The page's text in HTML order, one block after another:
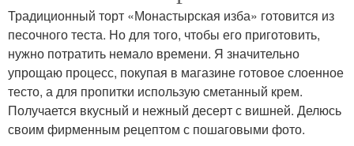
Традиционный торт «Монастырская изба» готовится из
песочного теста. Но для того, чтобы его приготовить,
нужно потратить немало времени. Я значительно
упрощаю процесс, покупая в магазине готовое слоенное
тесто, а для пропитки использую сметанный крем.
Получается вкусный и нежный десерт с вишней. Делюсь
своим фирменным рецептом с пошаговыми фото.